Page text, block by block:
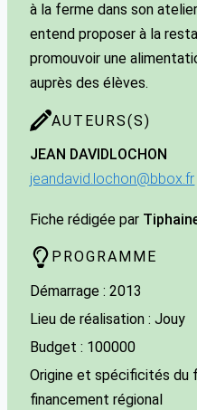
à la ferme dans son
entend proposer à la
promouvoir une
auprès des élèves.
AUTEURS(S)
JEAN DAVIDLOCHON
jeandavid.lochon@bbox.fr
Fiche rédigée par
PROGRAMME
Démarrage : 2013
Lieu de réalisation : Jouy
Budget : 100000
Origine et spécificités du
financement régional